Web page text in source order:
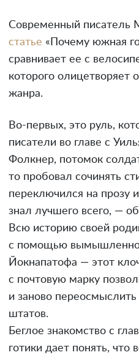
Современный писатель
статье «Почему южная
сравнивает ее с
которого олицетворяет
жанра.
Во-первых, это руль,
писатели во главе с
Фолкнер, потомок
то пробовал сочинять
переключился на прозу
знал лучшего всего, —
Всю историю своей
с помощью
Йокнапатофа — этот
с почтовую марку
и заново
штатов.
Беглое знакомство с
готики дает понять,